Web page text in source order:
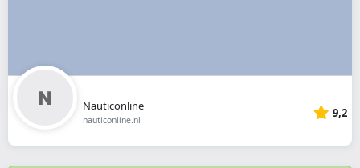
Nauticonline
nauticonline.nl 9,2